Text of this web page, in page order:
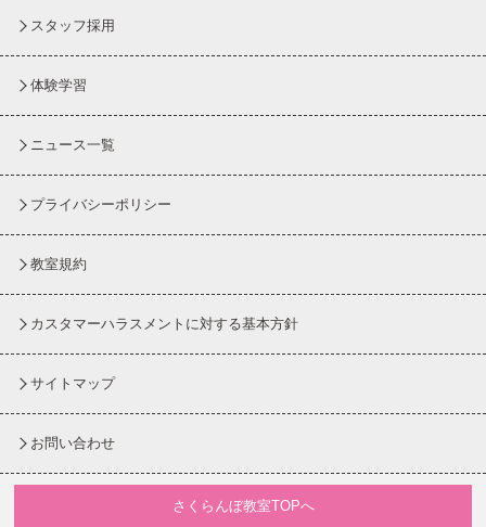
スタッフ採用
体験学習
ニュース一覧
プライバシーポリシー
教室規約
カスタマーハラスメントに対する基本方針
サイトマップ
お問い合わせ
さくらんぼ教室TOPへ